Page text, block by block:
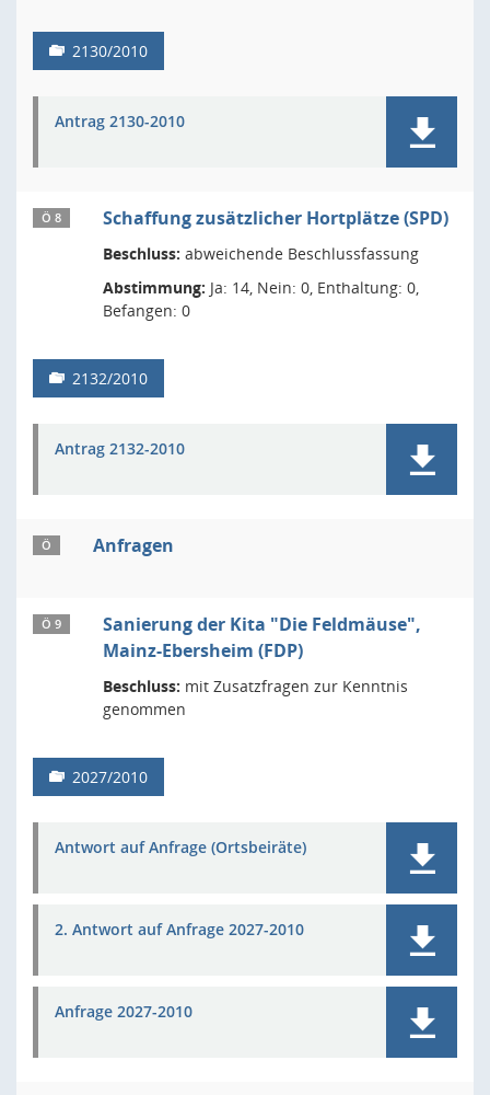
2130/2010
Antrag 2130-2010
Ö 8 Schaffung zusätzlicher Hortplätze (SPD)
Beschluss: abweichende Beschlussfassung
Abstimmung: Ja: 14, Nein: 0, Enthaltung: 0,
Befangen: 0
2132/2010
Antrag 2132-2010
Ö Anfragen
Ö 9
Sanierung der Kita "Die Feldmäuse",
Mainz-Ebersheim (FDP)
Beschluss: mit Zusatzfragen zur Kenntnis
genommen
2027/2010
Antwort auf Anfrage (Ortsbeiräte)
2. Antwort auf Anfrage 2027-2010
Anfrage 2027-2010